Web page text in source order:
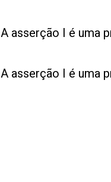
asserção I é uma
asserção I é uma